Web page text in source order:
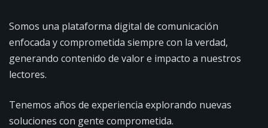
Somos una plataforma digital de comunicación
enfocada y comprometida siempre con la verdad,
generando contenido de valor e impacto a nuestros
lectores.
Tenemos años de experiencia explorando nuevas
soluciones con gente comprometida.